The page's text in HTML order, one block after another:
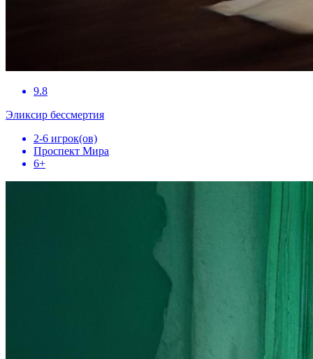
9.8
Эликсир бессмертия
2-6 игрок(ов)
Проспект Мира
6+